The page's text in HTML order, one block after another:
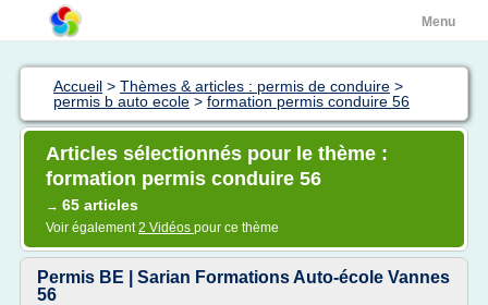
Menu
Accueil > Thèmes & articles : permis de conduire >
permis b auto ecole > formation permis conduire 56
Articles sélectionnés pour le thème :
formation permis conduire 56
→ 65 articles
Voir également2 Vidéos pour ce thème
Permis BE | Sarian Formations Auto-école Vannes
56